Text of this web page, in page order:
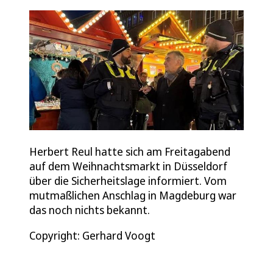
Herbert Reul hatte sich am Freitagabend
auf dem Weihnachtsmarkt in Düsseldorf
über die Sicherheitslage informiert. Vom
mutmaßlichen Anschlag in Magdeburg war
das noch nichts bekannt.
Copyright: Gerhard Voogt